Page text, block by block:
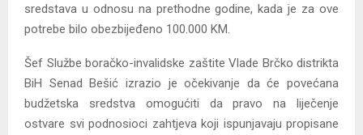
sredstava u odnosu na prethodne godine, kada je za ove
potrebe bilo obezbijeđeno 100.000 KM.
Šef Službe boračko-invalidske zaštite Vlade Brčko distrikta
BiH Senad Bešić izrazio je očekivanje da će povećana
budžetska sredstva omogućiti da pravo na liječenje
ostvare svi podnosioci zahtjeva koji ispunjavaju propisane